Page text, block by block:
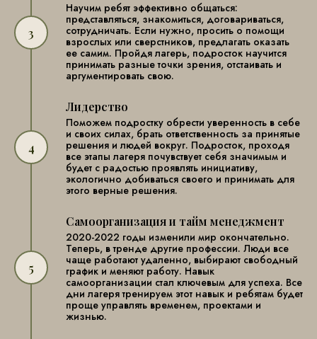
Научим ребят эффективно общаться:
представляться, знакомиться, договариваться,
сотрудничать. Если нужно, просить о помощи
взрослых или сверстников, предлагать оказать
ее самим. Пройдя лагерь, подросток научится
принимать разные точки зрения, отстаивать и
аргументировать свою.
Лидерство
Поможем подростку обрести уверенность в себе
и своих силах, брать ответственность за принятые
решения и людей вокруг. Подросток, проходя
все этапы лагеря почувствует себя значимым и
будет с радостью проявлять инициативу,
экологично добиваться своего и принимать для
этого верные решения.
Самоорганизация и тайм менеджмент
2020-2022 годы изменили мир окончательно.
Теперь, в тренде другие профессии. Люди все
чаще работают удаленно, выбирают свободный
график и меняют работу. Навык
самоорганизации стал ключевым для успеха. Все
дни лагеря тренируем этот навык и ребятам будет
проще управлять временем, проектами и
жизнью.